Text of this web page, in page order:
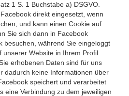
1 S. 1 Buchstabe a) DSGVO.
direkt eingesetzt, wenn
und kann einen Cookie auf
Sie sich dann in Facebook
besuchen, während Sie eingeloggt
unserer Website in Ihrem Profil
erhobenen Daten sind für uns
dadurch keine Informationen über
speichert und verarbeitet
eine Verbindung zu dem jeweiligen